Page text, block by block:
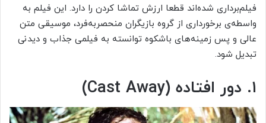
فیلم‌برداری شده‌اند قطعا ارزش تماشا کردن را دارد. این فیلم به
واسطه‌ی برخورداری از گروه بازیگران منحصربه‌فرد، موسیقی متن
عالی و پس زمینه‌های باشکوه توانسته به فیلمی جذاب و دیدنی
تبدیل شود.
۱. دور افتاده (Cast Away)